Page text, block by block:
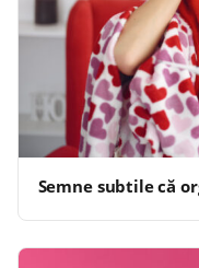
Semne subtile că